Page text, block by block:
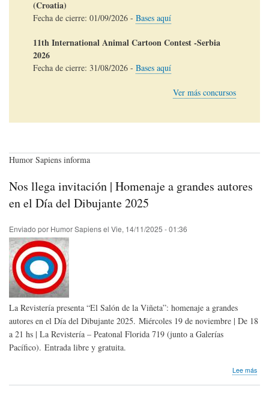
(Croatia)
Fecha de cierre: 01/09/2026 - Bases aquí
11th International Animal Cartoon Contest -Serbia
2026
Fecha de cierre: 31/08/2026 - Bases aquí
Ver más concursos
Humor Sapiens informa
Nos llega invitación | Homenaje a grandes autores
en el Día del Dibujante 2025
Enviado por Humor Sapiensel Vie, 14/11/2025 - 01:36
La Revistería presenta “El Salón de la Viñeta”: homenaje a grandes
autores en el Día del Dibujante 2025. Miércoles 19 de noviembre | De 18
a 21 hs | La Revistería – Peatonal Florida 719 (junto a Galerías
Pacífico). Entrada libre y gratuita.
Lee más